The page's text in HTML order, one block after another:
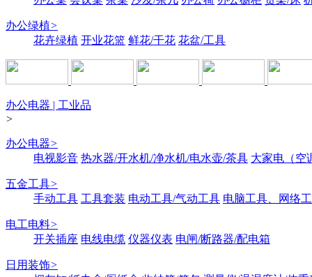
办公绿植>
花卉绿植 开业花篮 鲜花/干花 花盆/工具
办公电器 | 工业品
>
办公电器>
电视影音 热水器/开水机/净水机/电水壶/茶具 大家电（空
五金工具>
手动工具 工具套装 电动工具/气动工具 电脑工具、网络
电工电料>
开关插座 电线电缆 仪器仪表 电闸/断路器/配电箱
日用装饰>